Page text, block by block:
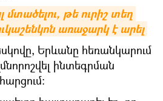
թե ուրիշ տեղ
առաջարկ է արել
Երևանը հեռանկարում
ինտեգրման